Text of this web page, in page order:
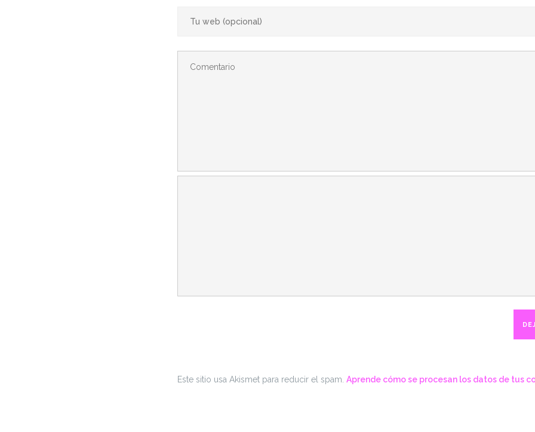
Este sitio usa Akismet para reducir el spam. Aprende cómo se procesan los datos de tus